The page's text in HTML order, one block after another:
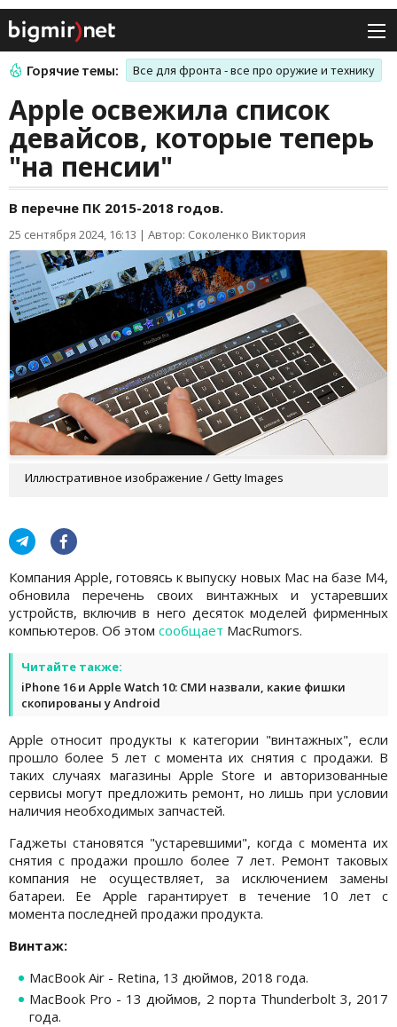
Горячие темы: Все для фронта - все про оружие и технику
Apple освежила список
девайсов, которые теперь
"на пенсии"
В перечне ПК 2015-2018 годов.
25 сентября 2024, 16:13 | Автор: Соколенко Виктория
Иллюстративное изображение / Getty Images
Компания Apple, готовясь к выпуску новых Mac на базе M4,
обновила перечень своих винтажных и устаревших
устройств, включив в него десяток моделей фирменных
компьютеров. Об этом сообщает MacRumors.
Читайте также:
iPhone 16 и Apple Watch 10: СМИ назвали, какие фишки
скопированы у Android
Apple относит продукты к категории "винтажных", если
прошло более 5 лет с момента их снятия с продажи. В
таких случаях магазины Apple Store и авторизованные
сервисы могут предложить ремонт, но лишь при условии
наличия необходимых запчастей.
Гаджеты становятся "устаревшими", когда с момента их
снятия с продажи прошло более 7 лет. Ремонт таковых
компания не осуществляет, за исключением замены
батареи. Ее Apple гарантирует в течение 10 лет с
момента последней продажи продукта.
Винтаж:
MacBook Air - Retina, 13 дюймов, 2018 года.
MacBook Pro - 13 дюймов, 2 порта Thunderbolt 3, 2017
года.